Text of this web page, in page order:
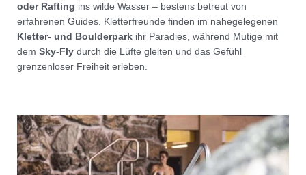
oder Rafting ins wilde Wasser – bestens betreut von
erfahrenen Guides. Kletterfreunde finden im nahegelegenen
Kletter- und Boulderpark ihr Paradies, während Mutige mit
dem Sky-Fly durch die Lüfte gleiten und das Gefühl
grenzenloser Freiheit erleben.